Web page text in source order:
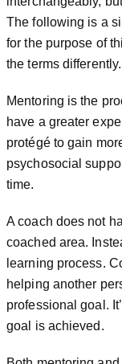
The following is a
for the purpose of
the terms differently.
Mentoring is the
have a greater
protégé to gain
psychosocial
time.
A coach does not
coached area.
learning process.
helping another
professional goal.
goal is achieved.